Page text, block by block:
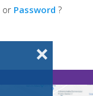
❌
or Password ?